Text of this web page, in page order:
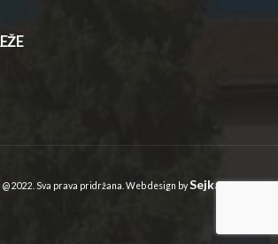
2022. Sva prava pridržana. Web design bySejkan